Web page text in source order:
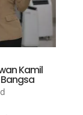
Kamil